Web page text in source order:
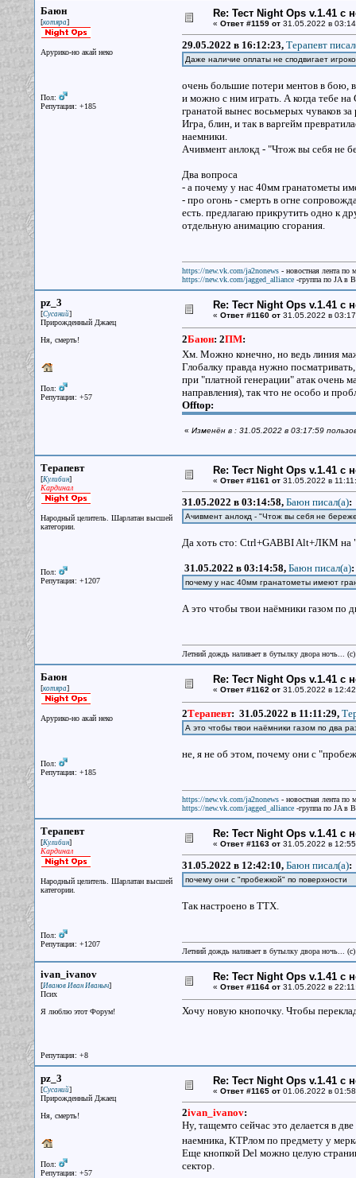
Баюн
[котяра]
Арурико-но акай неко
Пол:
Репутация: +185
Re: Тест Night Ops v.1.41 с
« Ответ #1159 от31.05.2022 в
29.05.2022 в 16:12:23, Терапевт
Даже наличие оплаты не сподвигает
очень большие потери ментов в бою,
и можно с ним играть. А когда тебе
гранатой вынес восьмерых чуваков за
Игра, блин, и так в варгейм
наемники.
Ачивмент анлокд - "Чтож вы себя не
Два вопроса
- а почему у нас 40мм гранатометы
- про огонь - смерть в огне
есть. предлагаю прикрутить одно к
отдельную анимацию сгорания.
https://new.vk.com/ja2nonews- новостная лента по
https://new.vk.com/jagged_alliance-группа по JA в
pz_3
[Сусаний]
Прирожденный Джаец
Ня, смерть!
Пол:
Репутация: +57
Re: Тест Night Ops v.1.41 с
« Ответ #1160 от31.05.2022 в
2Баюн: 2ПМ:
Хм. Можно конечно, но ведь линия
Глобалку правда нужно
при "платной генерации" атак очень
направления), так что не особо и
Offtop:
« Изменён в : 31.05.2022 в 03:17:59
Терапевт
[Кулибин]
Кардинал
Народный целитель. Шарлатан высшей
категории.
Пол:
Репутация: +1207
Re: Тест Night Ops v.1.41 с
« Ответ #1161 от31.05.2022 в
31.05.2022 в 03:14:58, Баюн писал(a):
Ачивмент анлокд - "Чтож вы себя не
Да хоть сто: Ctrl+GABBI Alt+ЛКМ на
31.05.2022 в 03:14:58, Баюн писал(a):
почему у нас 40мм гранатометы имеют
А это чтобы твои наёмники газом по
Летний дождь наливает в бутылку двора ночь...
Баюн
[котяра]
Арурико-но акай неко
Пол:
Репутация: +185
Re: Тест Night Ops v.1.41 с
« Ответ #1162 от31.05.2022 в
2Терапевт: 31.05.2022 в 11:11:29,
А это чтобы твои наёмники газом по два
не, я не об этом, почему они с
https://new.vk.com/ja2nonews- новостная лента по
https://new.vk.com/jagged_alliance-группа по JA в
Терапевт
[Кулибин]
Кардинал
Народный целитель. Шарлатан высшей
категории.
Пол:
Репутация: +1207
Re: Тест Night Ops v.1.41 с
« Ответ #1163 от31.05.2022 в
31.05.2022 в 12:42:10, Баюн писал(a):
почему они с "пробежкой" по поверхности
Так настроено в ТТХ.
Летний дождь наливает в бутылку двора ночь...
ivan_ivanov
[Иванов Иван Иваныч]
Псих
Я люблю этот Форум!
Репутация: +8
Re: Тест Night Ops v.1.41 с
« Ответ #1164 от31.05.2022 в
Хочу новую кнопочку. Чтобы
pz_3
[Сусаний]
Прирожденный Джаец
Ня, смерть!
Пол:
Репутация: +57
Re: Тест Night Ops v.1.41 с
« Ответ #1165 от01.06.2022 в
2ivan_ivanov:
Ну, тащемто сейчас это делается в
наемника, КТРлом по предмету у
Еще кнопкой Del можно целую
сектор.